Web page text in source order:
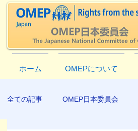
ホーム OMEPについて
全ての記事 OMEP日本委員会